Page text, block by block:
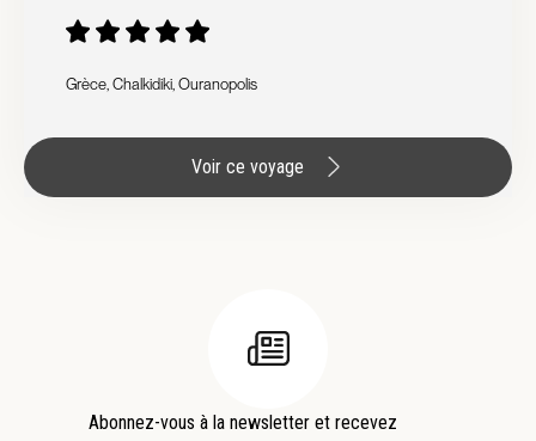
Grèce, Chalkidiki, Ouranopolis
Voir ce voyage
Abonnez-vous à la newsletter et recevez